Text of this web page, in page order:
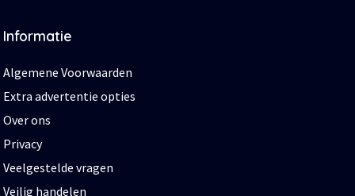
Informatie
Algemene Voorwaarden
Extra advertentie opties
Over ons
Privacy
Veelgestelde vragen
Veilig handelen